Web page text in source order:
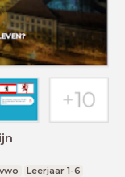
Leerjaar 1-6